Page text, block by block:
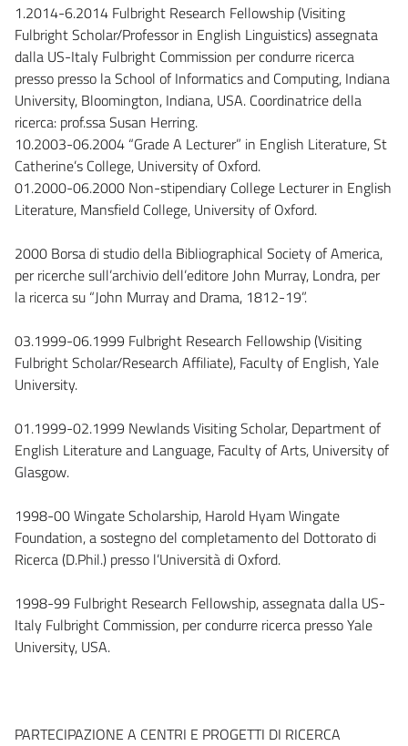
1.2014-6.2014 Fulbright Research Fellowship (Visiting
Fulbright Scholar/Professor in English Linguistics) assegnata
dalla US-Italy Fulbright Commission per condurre ricerca
presso presso la School of Informatics and Computing, Indiana
University, Bloomington, Indiana, USA. Coordinatrice della
ricerca: prof.ssa Susan Herring.
10.2003-06.2004 “Grade A Lecturer” in English Literature, St
Catherine’s College, University of Oxford.
01.2000-06.2000 Non-stipendiary College Lecturer in English
Literature, Mansfield College, University of Oxford.
2000 Borsa di studio della Bibliographical Society of America,
per ricerche sull’archivio dell’editore John Murray, Londra, per
la ricerca su “John Murray and Drama, 1812-19”.
03.1999-06.1999 Fulbright Research Fellowship (Visiting
Fulbright Scholar/Research Affiliate), Faculty of English, Yale
University.
01.1999-02.1999 Newlands Visiting Scholar, Department of
English Literature and Language, Faculty of Arts, University of
Glasgow.
1998-00 Wingate Scholarship, Harold Hyam Wingate
Foundation, a sostegno del completamento del Dottorato di
Ricerca (D.Phil.) presso l’Università di Oxford.
1998-99 Fulbright Research Fellowship, assegnata dalla US-
Italy Fulbright Commission, per condurre ricerca presso Yale
University, USA.
PARTECIPAZIONE A CENTRI E PROGETTI DI RICERCA